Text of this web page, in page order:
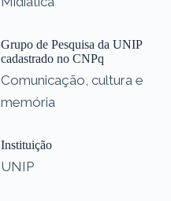
Grupo de Pesquisa da UNIP
cadastrado no CNPq
Comunicação, cultura e
memória
Instituição
UNIP